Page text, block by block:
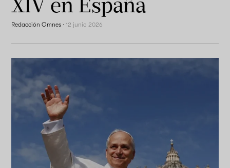
Redacción Omnes ·12 junio 2026